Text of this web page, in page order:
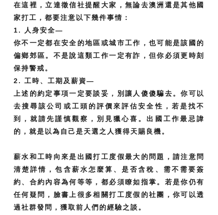
在這裡，立達徵信社提醒大家，無論去澳洲還是其他國
家打工，都要注意以下幾件事情：
1. 人身安全—
你不一定都在安全的地區或城市工作，也可能是該國的
偏鄉郊區。不是說這類工作一定有詐，但你必須更時刻
保持警戒。
2. 工時、工期及薪資—
上述的約定事項一定要談妥，別讓人傻傻騙去。你可以
去搜尋該公司或工頭的評價來評估安全性，若是找不
到，就請先謹慎觀察，別見獵心喜。出國工作最忌諱
的，就是以為自己是天選之人獲得天賜良機。
薪水和工時向來是出國打工度假最大的問題，請注意問
清楚詳情，包含薪水怎麼算、是否含稅、需不需要簽
約、合約內容為何等等，都必須瞭如指掌。若是你仍有
任何疑問，臉書上很多相關打工度假的社團，你可以透
過社群發問，獲取前人們的經驗之談。